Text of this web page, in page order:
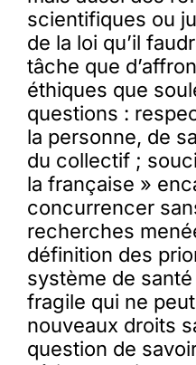
scientifiques ou
de la loi qu’il
tâche que
éthiques que
questions :
la personne, de
du collectif ;
la française »
concurrencer
recherches
définition des
système de
fragile qui ne
nouveaux droits
question de